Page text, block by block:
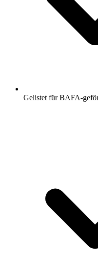
Gelistet für BAFA-